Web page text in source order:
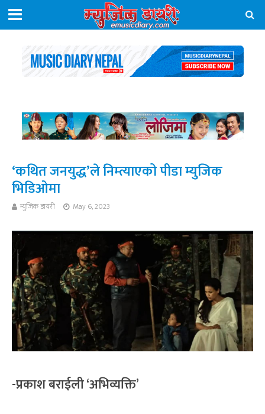
‘कथित जनयुद्ध’ले निम्त्याएको पीडा म्युजिक
भिडिओमा
म्युजिक डायरी May 6, 2023
-प्रकाश बराईली ‘अभिव्यक्ति’